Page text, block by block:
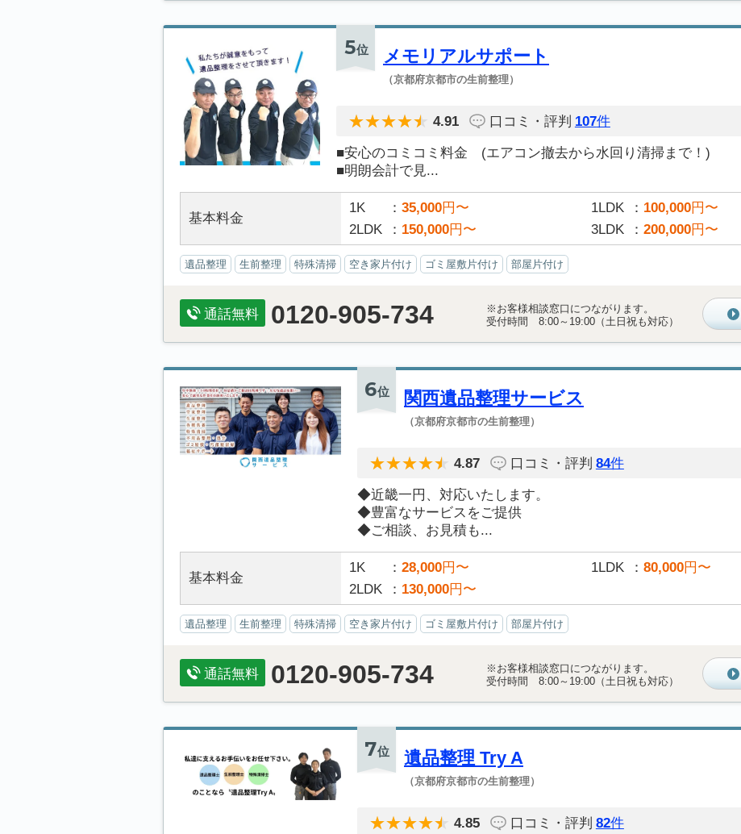
5位 メモリアルサポート
（京都府京都市の生前整理）
4.91 口コミ・評判 107件
■安心のコミコミ料金 (エアコン撤去から水回り清掃まで！)
■明朗会計で見...
基本料金
1K 35,000円〜 1LDK 100,000円〜
2LDK
150,000円〜 3LDK 200,000円〜
遺品整理 生前整理 特殊清掃 空き家片付け ゴミ屋敷片付け 部屋片付け
通話無料 0120-905-734
※お客様相談窓口につながります。
受付時間 8:00～19:00（土日祝も対応）
6位 関西遺品整理サービス
（京都府京都市の生前整理）
4.87 口コミ・評判 84件
◆近畿一円、対応いたします。
◆豊富なサービスをご提供
◆ご相談、お見積も...
基本料金
1K 28,000円〜 1LDK 80,000円〜
2LDK
130,000円〜
遺品整理 生前整理 特殊清掃 空き家片付け ゴミ屋敷片付け 部屋片付け
通話無料 0120-905-734
※お客様相談窓口につながります。
受付時間 8:00～19:00（土日祝も対応）
7位 遺品整理 Try A
（京都府京都市の生前整理）
4.85 口コミ・評判 82件